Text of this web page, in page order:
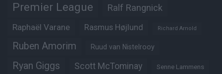
Premier League Ralf Rangnick
Raphaël Varane Rasmus Højlund Richard Arnold
Ruben Amorim Ruud van Nistelrooy
Ryan Giggs Scott McTominay Senne Lammens